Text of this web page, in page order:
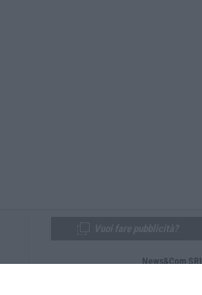
News&Com SRL